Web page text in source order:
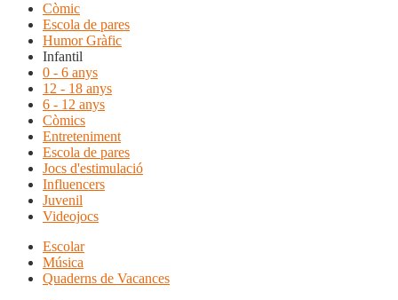
Còmic
Escola de pares
Humor Gràfic
Infantil
0 - 6 anys
12 - 18 anys
6 - 12 anys
Còmics
Entreteniment
Escola de pares
Jocs d'estimulació
Influencers
Juvenil
Videojocs
Escolar
Música
Quaderns de Vacances